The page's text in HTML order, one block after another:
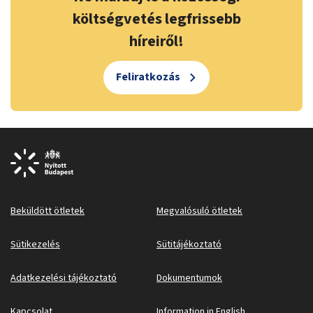
költségvetés legfrissebb
híreiről!
Feliratkozás
Beküldött ötletek Megvalósuló ötletek
Sütikezelés Sütitájékoztató
Adatkezelési tájékoztató Dokumentumok